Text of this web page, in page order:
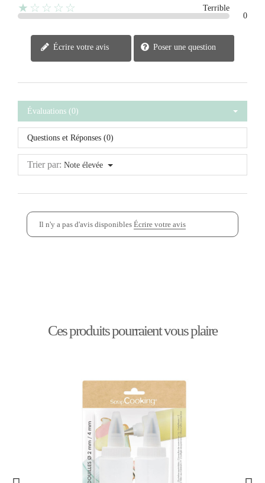
★☆☆☆☆
Terrible
0
Écrire votre avis Poser une question
Évaluations (0)
Questions et Réponses (0)
Trier par: Note élevée
Il n'y a pas d'avis disponibles Écrire votre avis
Ces produits pourraient vous plaire